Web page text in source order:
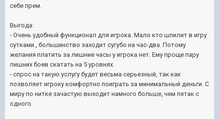
себе прем.
Выгода:
- Очень удобный функционал для игрока. Мало кто шпилит в игру
сутками., большинство заходит сугубо на час-два. Потому
желания платить за лишние часы у игрока нет. Ему проще пару
лишних боев скатать на 5 уровнях.
- спрос на такую услугу будет весьма серьезный, так как
позволяет игроку комфортно поиграть за минимальный деньги. С
миру по нитке зачастую выходит намного больше, чем пятак с
одного.